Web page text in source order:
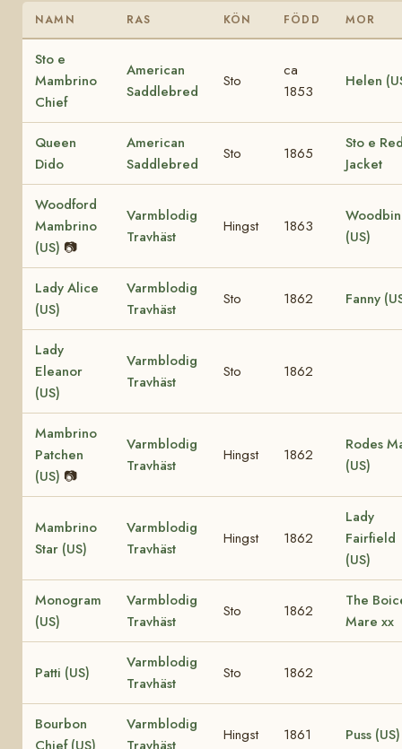
NAMN RAS KÖN FÖDD MOR
Sto e
Mambrino
Chief
American
Saddlebred
Sto
ca
1853
Helen
Queen
Dido
American
Saddlebred
Sto 1865
Sto e
Jacket
Woodford
Mambrino
(US) 📷
Varmblodig
Travhäst
Hingst 1863
(US)
Lady Alice
(US)
Varmblodig
Travhäst
Sto 1862 Fanny
Lady
Eleanor
(US)
Varmblodig
Travhäst
Sto 1862
Mambrino
Patchen
(US) 📷
Varmblodig
Travhäst
Hingst 1862
Rodes
(US)
Mambrino
Star (US)
Varmblodig
Travhäst
Hingst 1862
Lady
Fairfield
(US)
Monogram
(US)
Varmblodig
Travhäst
Sto 1862
The
Mare xx
Patti (US)
Varmblodig
Travhäst
Sto 1862
Bourbon
Chief (US)
Varmblodig
Travhäst
Hingst 1861 Puss (US)